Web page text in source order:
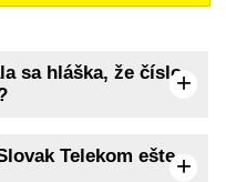
sa hláška, že číslo
Telekom ešte